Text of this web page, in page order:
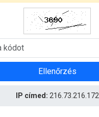
Ellenőrzés
IP címed: 216.73.216.172